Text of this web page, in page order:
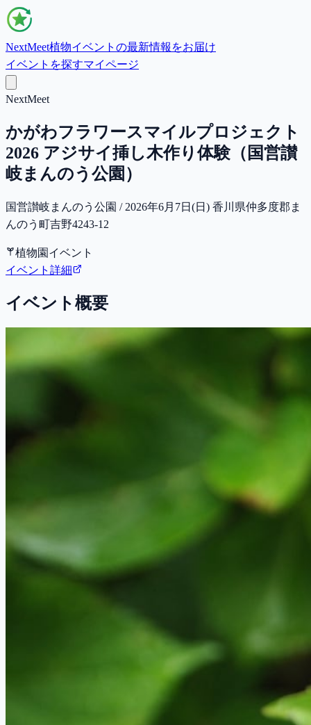
NextMeet植物イベントの最新情報をお届け
イベントを探すマイページ
NextMeet
かがわフラワースマイルプロジェクト
2026 アジサイ挿し木作り体験（国営讃
岐まんのう公園）
国営讃岐まんのう公園 / 2026年6月7日(日) 香川県仲多度郡ま
んのう町吉野4243-12
植物園イベント
イベント詳細
イベント概要